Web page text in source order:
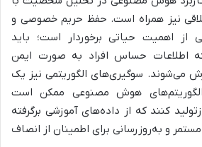
نیز همراه است. حفظ حریم خصوصی و
اهمیت حیاتی برخوردار است؛ باید
اطلاعات حساس افراد به صورت ایمن
می‌شوند. سوگیری‌های الگوریتمی نیز یک
هوش مصنوعی ممکن است
کنند که از داده‌های آموزشی برگرفته
و به‌روزرسانی برای اطمینان از انصاف